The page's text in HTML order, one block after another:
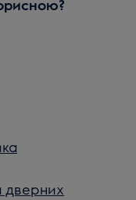
дверних